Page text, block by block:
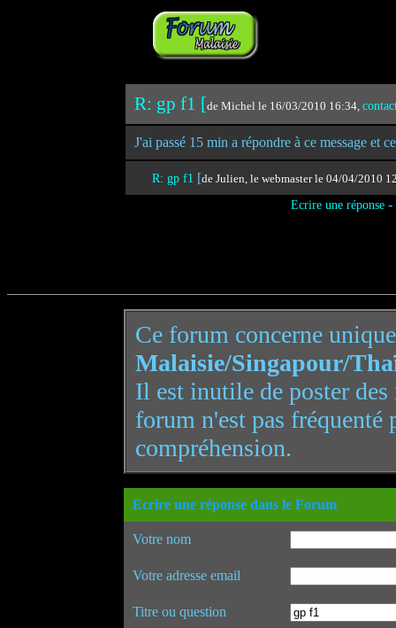
R: gp f1 [de Michel le 16/03/2010 16:34,
J'ai passé 15 min a répondre à ce message et
R: gp f1 [de Julien, le webmaster le 04/04/2010
Ecrire une réponse-
Ce forum concerne
Malaisie/Singapour/
Il est inutile de poster
forum n'est pas
compréhension.
Ecrire une réponse dans le Forum
Votre nom
Votre adresse email
Titre ou question